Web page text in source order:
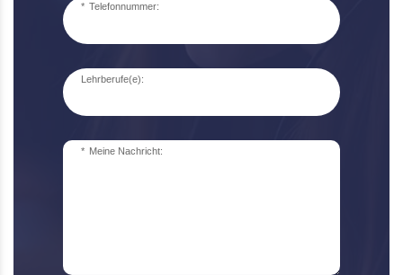
Telefonnummer:
Lehrberufe(e):
Meine Nachricht: